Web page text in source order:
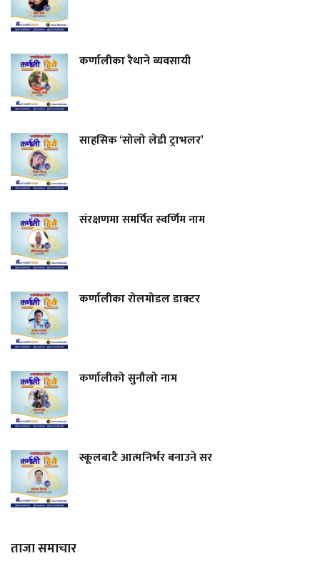
कर्णालीका रैथाने व्यवसायी
साहसिक ‘सोलो लेडी ट्राभलर’
संरक्षणमा समर्पित स्वर्णिम नाम
कर्णालीका रोलमोडल डाक्टर
कर्णालीको सुनौलो नाम
स्कूलबाटै आत्मनिर्भर बनाउने सर
ताजा समाचार